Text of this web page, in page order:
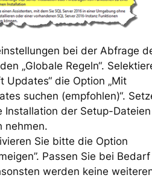
bei der Abfrage
„Globale Regeln“.
Updates“ die Option „Mit
suchen (empfohlen)“.
Installation der Setup-Dateien
nehmen.
Sie bitte die Option
Passen Sie bei Bedarf
werden keine